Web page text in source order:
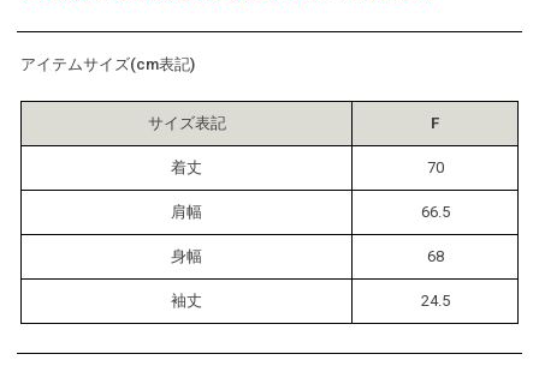
アイテムサイズ(cm表記)
サイズ表記 F
着丈 70
肩幅 66.5
身幅 68
袖丈 24.5